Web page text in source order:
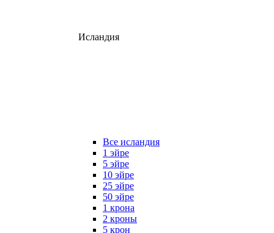
Исландия
Все исландия
1 эйре
5 эйре
10 эйре
25 эйре
50 эйре
1 крона
2 кроны
5 крон